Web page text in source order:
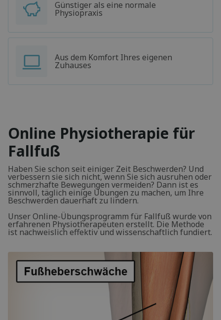
Günstiger als eine normale
Physiopraxis
Aus dem Komfort Ihres eigenen
Zuhauses
Online Physiotherapie für
Fallfuß
Haben Sie schon seit einiger Zeit Beschwerden? Und
verbessern sie sich nicht, wenn Sie sich ausruhen oder
schmerzhafte Bewegungen vermeiden? Dann ist es
sinnvoll, täglich einige Übungen zu machen, um Ihre
Beschwerden dauerhaft zu lindern.
Unser Online-Übungsprogramm für Fallfuß wurde von
erfahrenen Physiotherapeuten erstellt. Die Methode
ist nachweislich effektiv und wissenschaftlich fundiert.